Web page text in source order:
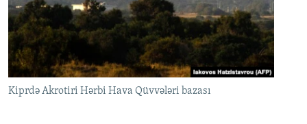
Kiprdə Akrotiri Hərbi Hava Qüvvələri bazası